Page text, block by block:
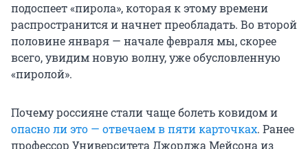
подоспеет «пирола», которая к этому времени
распространится и начнет преобладать. Во второй
половине января — начале февраля мы, скорее
всего, увидим новую волну, уже обусловленную
«пиролой».
Почему россияне стали чаще болеть ковидом и
опасно ли это — отвечаем в пяти карточках. Ранее
профессор Университета Джорджа Мейсона из